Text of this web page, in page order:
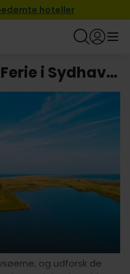
hoteller
Find den perfekte Ferie i Sydhavsøerne
og udforsk de